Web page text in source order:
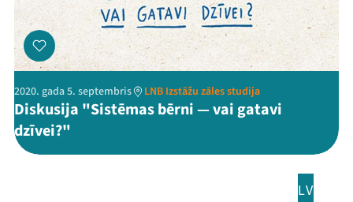
2020. gada 5. septembris LNB Izstāžu zāles studija
Diskusija "Sistēmas bērni — vai gatavi
dzīvei?"
LV